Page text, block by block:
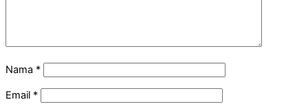
Nama *
Email *